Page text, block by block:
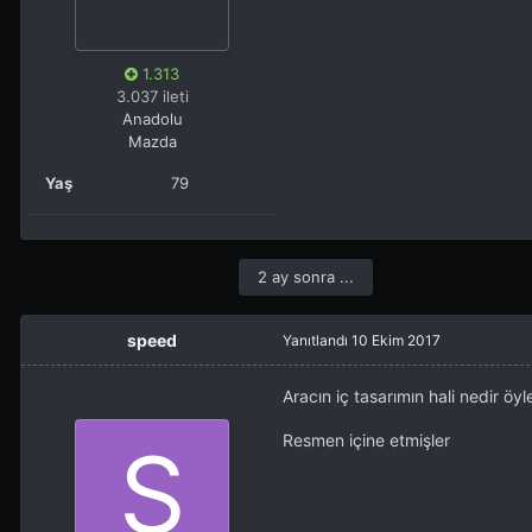
1.313
3.037 ileti
Anadolu
Mazda
Yaş 79
2 ay sonra ...
speed Yanıtlandı 10 Ekim 2017
Aracın iç tasarımın hali nedir
Resmen içine etmişler